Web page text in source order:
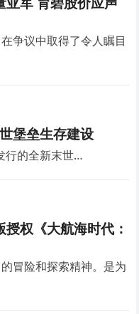
争议中取得了令人瞩目
堡垒生存建设
行的全新末世…
权《大航海时代：
冒险和探索精神。是为